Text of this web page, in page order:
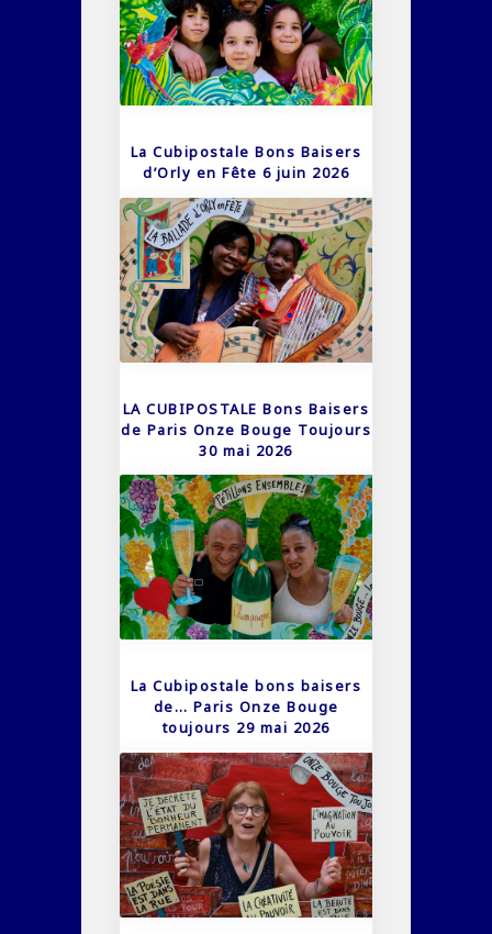
La Cubipostale Bons Baisers
d’Orly en Fête 6 juin 2026
LA CUBIPOSTALE Bons Baisers
de Paris Onze Bouge Toujours
30 mai 2026
La Cubipostale bons baisers
de… Paris Onze Bouge
toujours 29 mai 2026